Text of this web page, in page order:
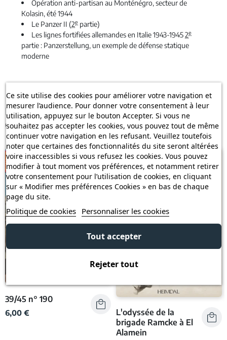
Opération anti-partisan au Monténégro, secteur de
Kolasin, été 1944
Le Panzer II (2e partie)
Les lignes fortifiées allemandes en Italie 1943-19452e
partie : Panzerstellung, un exemple de défense statique
moderne
Les clients qui ont acheté ce produit ont
également acheté :
39/45 n° 190
6,00 €
L'odyssée de la
brigade Ramcke à El
Alamein
Ce site utilise des cookies pour améliorer votre navigation et
mesurer l’audience. Pour donner votre consentement à leur
utilisation, appuyez sur le bouton Accepter. Si vous ne
souhaitez pas accepter les cookies, vous pouvez tout de même
continuer votre navigation en les refusant. Veuillez toutefois
noter que certaines des fonctionnalités du site seront altérées
voire inaccessibles si vous refusez les cookies. Vous pouvez
modifier à tout moment vos préférences, et notamment retirer
votre consentement pour l’utilisation de cookies, en cliquant
sur « Modifier mes préférences Cookies » en bas de chaque
page du site.
Politique de cookies Personnaliser les cookies
Rejeter tout
Tout accepter